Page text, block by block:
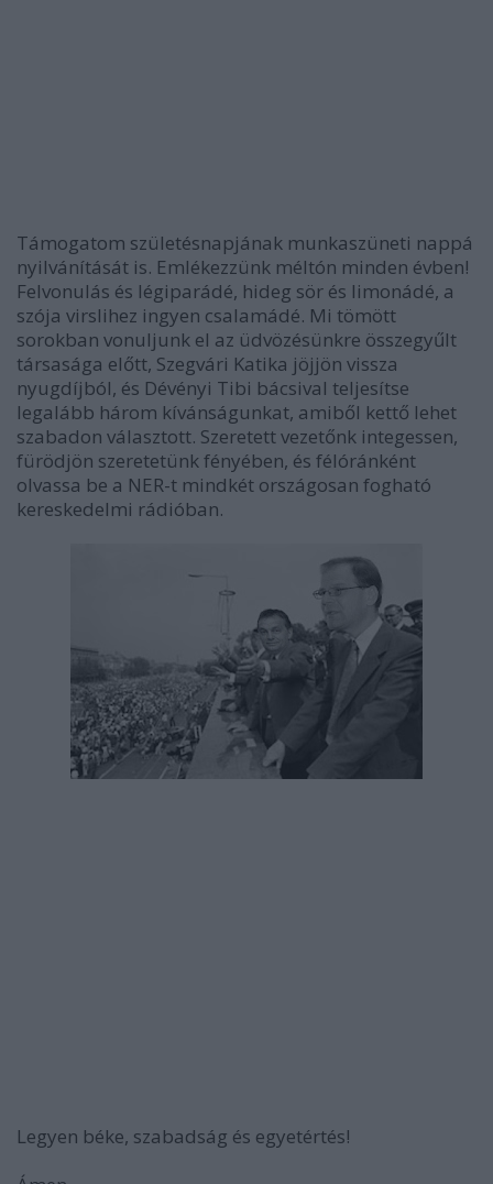
Támogatom születésnapjának munkaszüneti nappá
nyilvánítását is. Emlékezzünk méltón minden évben!
Felvonulás és légiparádé, hideg sör és limonádé, a
szója virslihez ingyen csalamádé. Mi tömött
sorokban vonuljunk el az üdvözésünkre összegyűlt
társasága előtt, Szegvári Katika jöjjön vissza
nyugdíjból, és Dévényi Tibi bácsival teljesítse
legalább három kívánságunkat, amiből kettő lehet
szabadon választott. Szeretett vezetőnk integessen,
fürödjön szeretetünk fényében, és félóránként
olvassa be a NER-t mindkét országosan fogható
kereskedelmi rádióban.
Legyen béke, szabadság és egyetértés!